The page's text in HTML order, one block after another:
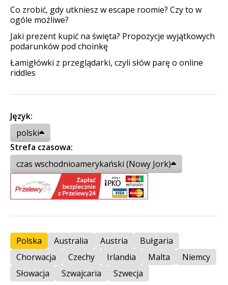
Co zrobić, gdy utkniesz w escape roomie? Czy to w
ogóle możliwe?
Jaki prezent kupić na święta? Propozycje wyjątkowych
podarunków pod choinkę
Łamigłówki z przeglądarki, czyli słów parę o online
riddles
Język:
polski
Strefa czasowa:
czas wschodnioamerykański (Nowy Jork)
Polska Australia Austria
Bułgaria
Chorwacja
Czechy Irlandia Malta
Niemcy
Słowacja
Szwajcaria Szwecja